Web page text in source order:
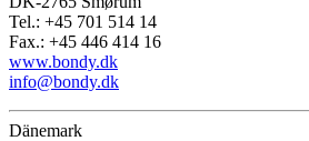
Tel.: +45 701 514 14
Fax.: +45 446 414 16
www.bondy.dk
info@bondy.dk
Dänemark